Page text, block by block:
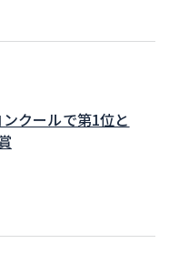
クールで第1位と